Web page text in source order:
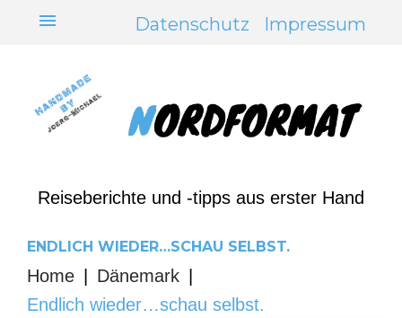
Datenschutz Impressum
Reiseberichte und -tipps aus erster Hand
menu
ENDLICH WIEDER…SCHAU SELBST.
Home Dänemark
Endlich wieder…schau selbst.